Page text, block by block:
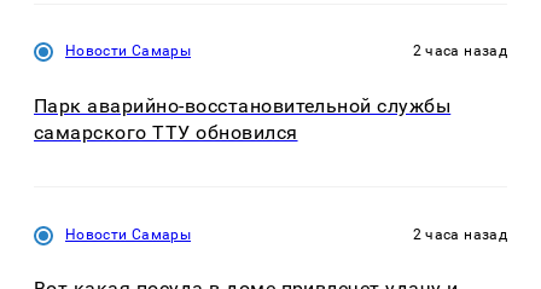
Новости Самары 2 часа назад
Парк аварийно-восстановительной службы
самарского ТТУ обновился
Новости Самары 2 часа назад